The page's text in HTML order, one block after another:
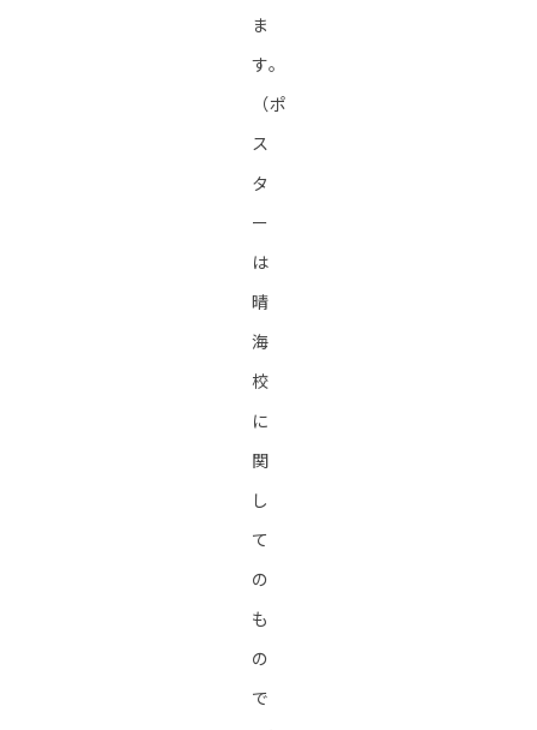
ま
す。
（ポ
ス
タ
ー
は
晴
海
校
に
関
し
て
の
も
の
で